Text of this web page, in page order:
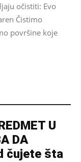
očistiti: Evo
Čistimo
površine koje
U
DA
čujete šta